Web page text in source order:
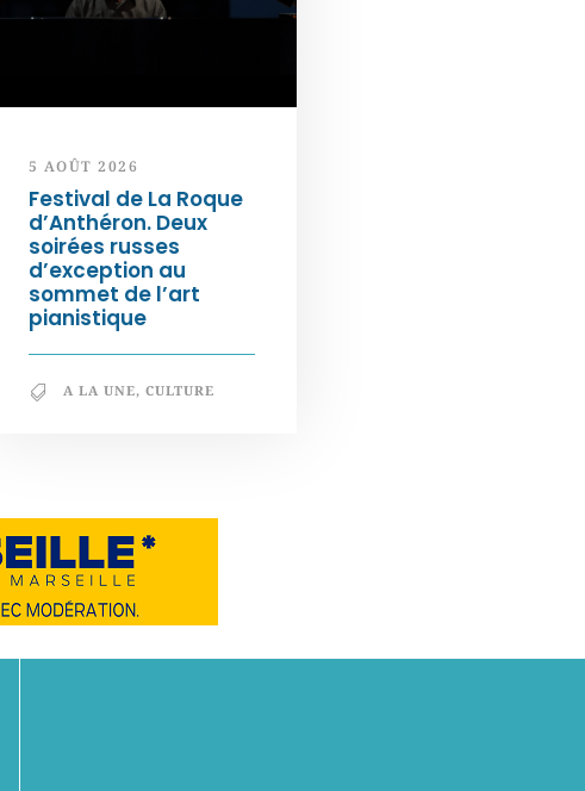
5 AOÛT 2026
Festival de La Roque
d’Anthéron. Deux
soirées russes
d’exception au
sommet de l’art
pianistique
A LA UNE, CULTURE